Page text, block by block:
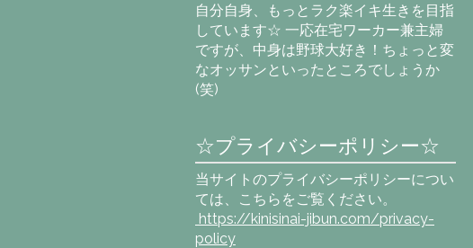
自分自身、もっとラク楽イキ生きを目指
しています☆ 一応在宅ワーカー兼主婦
ですが、中身は野球大好き！ちょっと変
なオッサンといったところでしょうか
(笑)
☆プライバシーポリシー☆
当サイトのプライバシーポリシーについ
ては、こちらをご覧ください。
https://kinisinai-jibun.com/privacy-
policy